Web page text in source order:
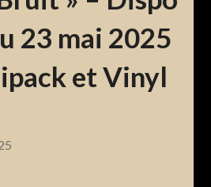
23 mai 2025
et Vinyl